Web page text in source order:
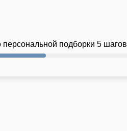
персональной подборки 5 шагов